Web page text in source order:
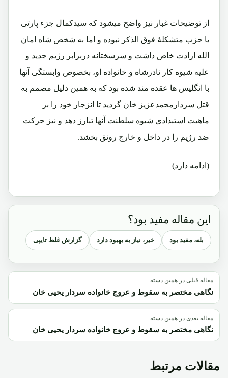
از توضیحات غبار نیز واضح میشود که سیدکمال جزء پارتی
یا حزب متشکلۀ فوق الذکر نبوده و اما به شخص شاه امان
الله ارادت خاص داشت و سرسختانه دربرابر رژیم جدید و
علیه شیوه کار نادرشاه و خانواده او، بخصوص وابستگی آنها
با انگلیس ها عقده مند شده بود که به همین دلیل مصمم به
قتل سردارمحمدعزیز خان گردید تا انزجار خود را بر
ماهیت استبدادی شیوه سلطنت آنها تبارز دهد و نیز حرکت
ضد رژیم را در داخل و خارج رونق بخشد.
(ادامه دارد)
این مقاله مفید بود؟
بله، مفید بود خیر، نیاز به بهبود دارد گزارش غلط تایپی
مقاله قبلی در همین دسته
نگاهی مختصر به سقوط و عروج خانواده سردار یحیی خان
مقاله بعدی در همین دسته
نگاهی مختصر به سقوط و عروج خانواده سردار یحیی خان
مقالات مرتبط